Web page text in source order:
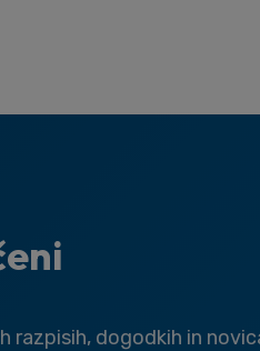
razpisih, dogodkih in